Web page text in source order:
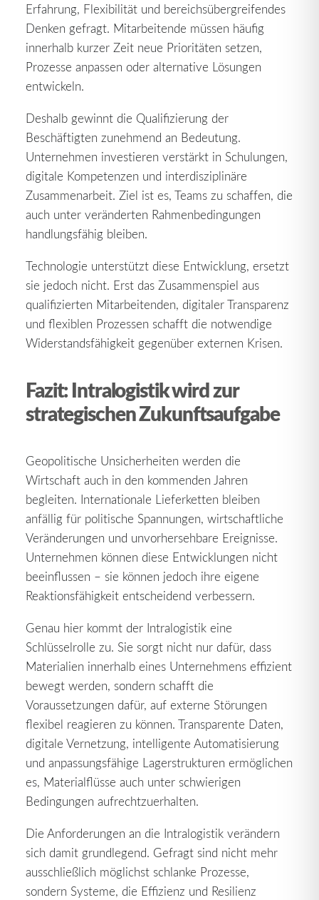
Erfahrung, Flexibilität und bereichsübergreifendes
Denken gefragt. Mitarbeitende müssen häufig
innerhalb kurzer Zeit neue Prioritäten setzen,
Prozesse anpassen oder alternative Lösungen
entwickeln.
Deshalb gewinnt die Qualifizierung der
Beschäftigten zunehmend an Bedeutung.
Unternehmen investieren verstärkt in Schulungen,
digitale Kompetenzen und interdisziplinäre
Zusammenarbeit. Ziel ist es, Teams zu schaffen, die
auch unter veränderten Rahmenbedingungen
handlungsfähig bleiben.
Technologie unterstützt diese Entwicklung, ersetzt
sie jedoch nicht. Erst das Zusammenspiel aus
qualifizierten Mitarbeitenden, digitaler Transparenz
und flexiblen Prozessen schafft die notwendige
Widerstandsfähigkeit gegenüber externen Krisen.
Fazit: Intralogistik wird zur
strategischen Zukunftsaufgabe
Geopolitische Unsicherheiten werden die
Wirtschaft auch in den kommenden Jahren
begleiten. Internationale Lieferketten bleiben
anfällig für politische Spannungen, wirtschaftliche
Veränderungen und unvorhersehbare Ereignisse.
Unternehmen können diese Entwicklungen nicht
beeinflussen – sie können jedoch ihre eigene
Reaktionsfähigkeit entscheidend verbessern.
Genau hier kommt der Intralogistik eine
Schlüsselrolle zu. Sie sorgt nicht nur dafür, dass
Materialien innerhalb eines Unternehmens effizient
bewegt werden, sondern schafft die
Voraussetzungen dafür, auf externe Störungen
flexibel reagieren zu können. Transparente Daten,
digitale Vernetzung, intelligente Automatisierung
und anpassungsfähige Lagerstrukturen ermöglichen
es, Materialflüsse auch unter schwierigen
Bedingungen aufrechtzuerhalten.
Die Anforderungen an die Intralogistik verändern
sich damit grundlegend. Gefragt sind nicht mehr
ausschließlich möglichst schlanke Prozesse,
sondern Systeme, die Effizienz und Resilienz